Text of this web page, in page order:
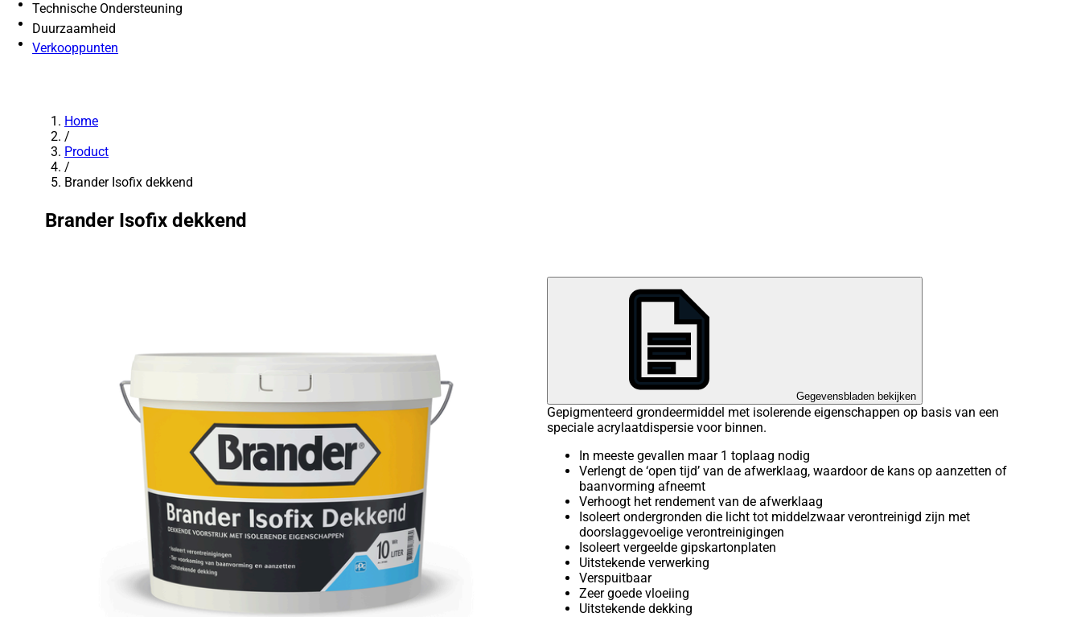
Technische Ondersteuning
Duurzaamheid
Verkooppunten
Home
/
Product
/
Brander Isofix dekkend
Brander Isofix dekkend
Gegevensbladen bekijken
Gepigmenteerd grondeermiddel met isolerende eigenschappen op basis van een
speciale acrylaatdispersie voor binnen.
In meeste gevallen maar 1 toplaag nodig
Verlengt de ‘open tijd’ van de afwerklaag, waardoor de kans op aanzetten of
baanvorming afneemt
Verhoogt het rendement van de afwerklaag
Isoleert ondergronden die licht tot middelzwaar verontreinigd zijn met
doorslaggevoelige verontreinigingen
Isoleert vergeelde gipskartonplaten
Uitstekende verwerking
Verspuitbaar
Zeer goede vloeiing
Uitstekende dekking